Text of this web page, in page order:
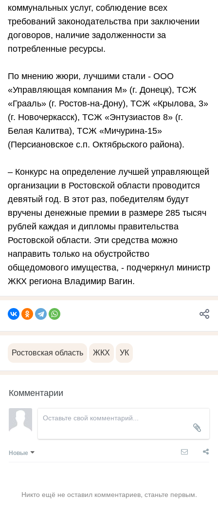
коммунальных услуг, соблюдение всех
требований законодательства при заключении
договоров, наличие задолженности за
потребленные ресурсы.
По мнению жюри, лучшими стали - ООО
«Управляющая компания М» (г. Донецк), ТСЖ
«Грааль» (г. Ростов-на-Дону), ТСЖ «Крылова, 3»
(г. Новочеркасск), ТСЖ «Энтузиастов 8» (г.
Белая Калитва), ТСЖ «Мичурина-15»
(Персиановское с.п. Октябрьского района).
– Конкурс на определение лучшей управляющей
организации в Ростовской области проводится
девятый год. В этот раз, победителям будут
вручены денежные премии в размере 285 тысяч
рублей каждая и дипломы правительства
Ростовской области. Эти средства можно
направить только на обустройство
общедомового имущества, - подчеркнул министр
ЖКХ региона Владимир Вагин.
Ростовская область ЖКХ УК
Комментарии
Новые
Никто ещё не оставил комментариев, станьте первым.